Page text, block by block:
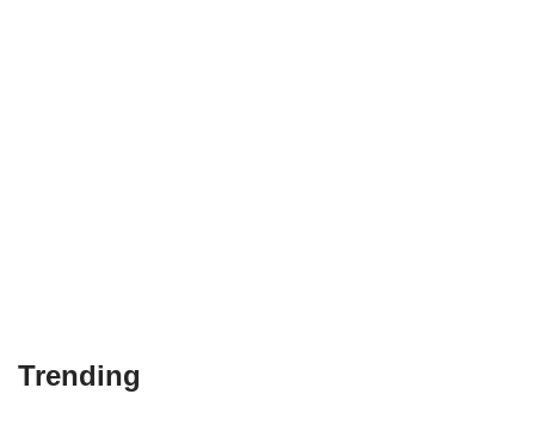
Trending